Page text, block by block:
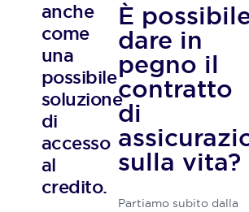
anche
come
una
possibile
soluzione
di
accesso
al
credito.
È
dare in
pegno il
contratto
di
sulla vita?
Partiamo subito dalla